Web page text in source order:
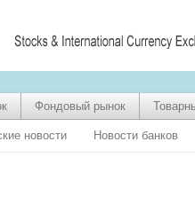
Фондовый рынок
новости Новости банков